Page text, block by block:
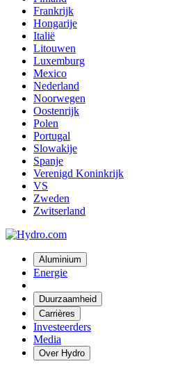
Frankrijk
Hongarije
Italië
Litouwen
Luxemburg
Mexico
Nederland
Noorwegen
Oostenrijk
Polen
Portugal
Slowakije
Spanje
Verenigd Koninkrijk
VS
Zweden
Zwitserland
Aluminium
Energie
Duurzaamheid
Carrières
Investeerders
Media
Over Hydro